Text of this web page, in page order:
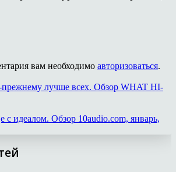
вам необходимо авторизоваться.
прежнему лучше всех. Обзор WHAT HI-
с идеалом. Обзор 10audio.com, январь,